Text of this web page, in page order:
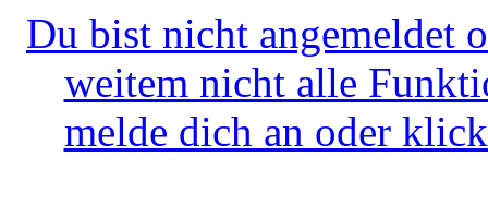
Du bist nicht angemeldet
weitem nicht alle
melde dich an oder